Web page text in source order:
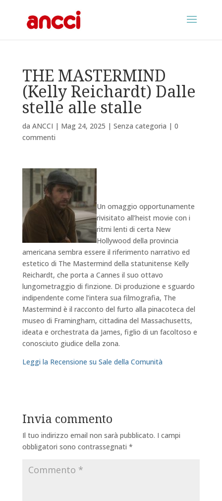
THE MASTERMIND
(Kelly Reichardt) Dalle
stelle alle stalle
da ANCCI | Mag 24, 2025 | Senza categoria | 0
commenti
Un omaggio opportunamente
rivisitato all’heist movie con i
ritmi lenti di certa New
Hollywood della provincia
americana sembra essere il riferimento narrativo ed
estetico di The Mastermind della statunitense Kelly
Reichardt, che porta a Cannes il suo ottavo
lungometraggio di finzione. Di produzione e sguardo
indipendente come l’intera sua filmografia, The
Mastermind è il racconto del furto alla pinacoteca del
museo di Framingham, cittadina del Massachusetts,
ideata e orchestrata da James, figlio di un facoltoso e
conosciuto giudice della zona.
Leggi la Recensione su Sale della Comunità
Invia commento
Il tuo indirizzo email non sarà pubblicato. I campi
obbligatori sono contrassegnati *